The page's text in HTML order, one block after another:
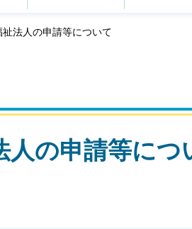
法人の申請等について
人の申請等につ